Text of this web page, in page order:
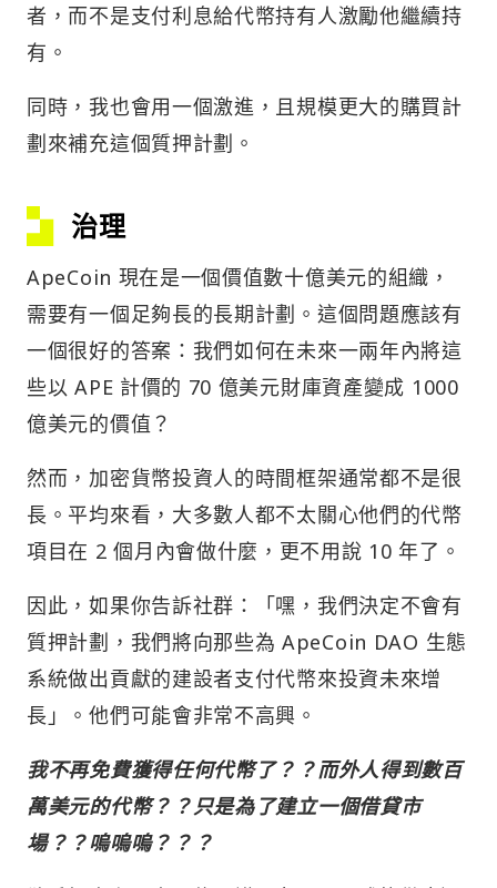
者，而不是支付利息給代幣持有人激勵他繼續持
有。
同時，我也會用一個激進，且規模更大的購買計
劃來補充這個質押計劃。
治理
ApeCoin 現在是一個價值數十億美元的組織，
需要有一個足夠長的長期計劃。這個問題應該有
一個很好的答案：我們如何在未來一兩年內將這
些以 APE 計價的 70 億美元財庫資產變成 1000
億美元的價值？
然而，加密貨幣投資人的時間框架通常都不是很
長。平均來看，大多數人都不太關心他們的代幣
項目在 2 個月內會做什麼，更不用說 10 年了。
因此，如果你告訴社群：「嘿，我們決定不會有
質押計劃，我們將向那些為 ApeCoin DAO 生態
系統做出貢獻的建設者支付代幣來投資未來增
長」。他們可能會非常不高興。
我不再免費獲得任何代幣了？？而外人得到數百
萬美元的代幣？？只是為了建立一個借貸市
場？？嗚嗚嗚？？？